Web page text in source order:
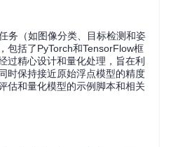
务（如图像分类、目标检测和姿
包括了PyTorch和TensorFlow框
过精心设计和量化处理，旨在利
时保持接近原始浮点模型的精度
估和量化模型的示例脚本和相关